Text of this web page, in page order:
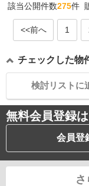
該当公開件数275件
<<前へ 1
チェックした物
検討リストに
無料会員登録
会員登